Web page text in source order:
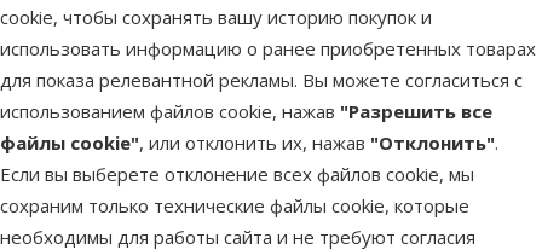
cookie, чтобы сохранять вашу историю покупок и
использовать информацию о ранее приобретенных товарах
для показа релевантной рекламы. Вы можете согласиться с
использованием файлов cookie, нажав "Разрешить все
файлы cookie", или отклонить их, нажав "Отклонить".
Если вы выберете отклонение всех файлов cookie, мы
сохраним только технические файлы cookie, которые
необходимы для работы сайта и не требуют согласия
Трава для
кошек – TRIXIE
Katzengras
(bowl), 100 г
Оценка 0%
Цена
1,99 €